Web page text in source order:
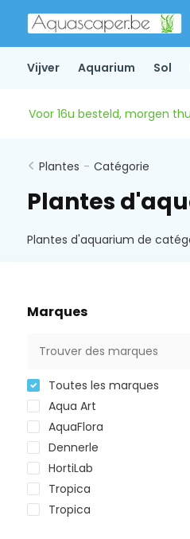
Vijver Aquarium Sol
Voor 16u besteld, morgen
Plantes - Catégorie
Plantes
Plantes d'aquarium de
Marques
Toutes les marques
Aqua Art
AquaFlora
Dennerle
HortiLab
Tropica
Tropica